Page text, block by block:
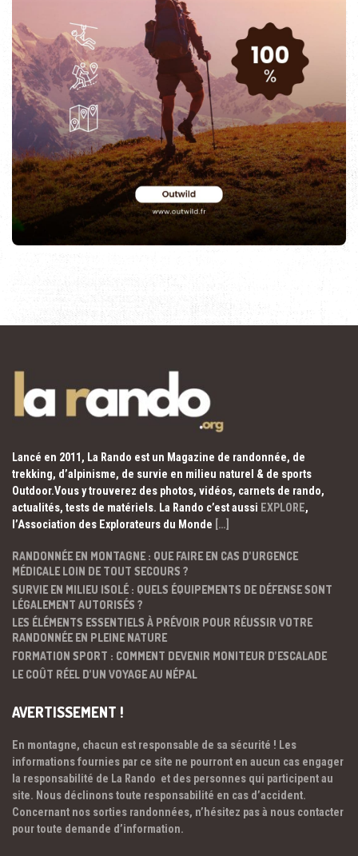
Lancé en 2011, La Rando est un Magazine de randonnée, de
trekking, d’alpinisme, de survie en milieu naturel & de sports
Outdoor.Vous y trouverez des photos, vidéos, carnets de rando,
actualités, tests de matériels. La Rando c’est aussi EXPLORE,
l’Association des Explorateurs du Monde […]
RANDONNÉE EN MONTAGNE : QUE FAIRE EN CAS D’URGENCE
MÉDICALE LOIN DE TOUT SECOURS ?
SURVIE EN MILIEU ISOLÉ : QUELS ÉQUIPEMENTS DE DÉFENSE SONT
LÉGALEMENT AUTORISÉS ?
LES ÉLÉMENTS ESSENTIELS À PRÉVOIR POUR RÉUSSIR VOTRE
RANDONNÉE EN PLEINE NATURE
FORMATION SPORT : COMMENT DEVENIR MONITEUR D’ESCALADE
LE COÛT RÉEL D’UN VOYAGE AU NÉPAL
AVERTISSEMENT !
En montagne, chacun est responsable de sa sécurité ! Les
informations fournies par ce site ne pourront en aucun cas engager
la responsabilité de La Rando et des personnes qui participent au
site. Nous déclinons toute responsabilité en cas d’accident.
Concernant nos sorties randonnées, n’hésitez pas à nous contacter
pour toute demande d’information.